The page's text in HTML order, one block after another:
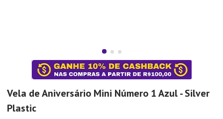
Vela de Aniversário Mini Número 1 Azul - Silver
Plastic
Tapete
Aparelho Jantar
10º Lixeira